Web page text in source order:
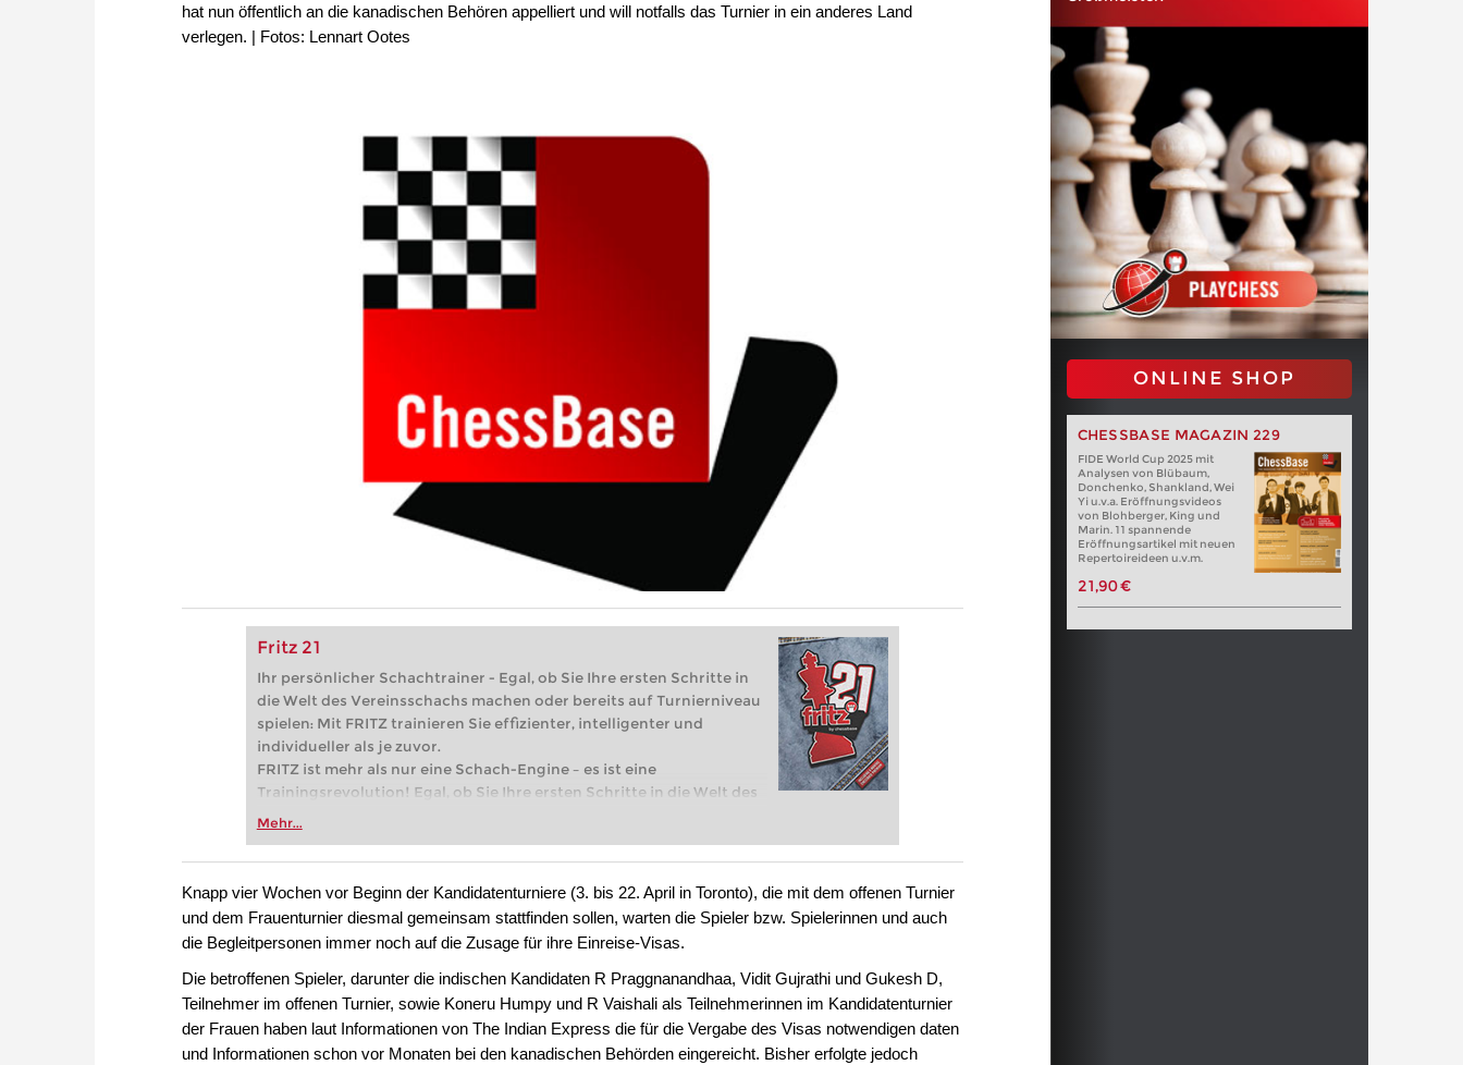
hat nun öffentlich an die kanadischen Behören appelliert und will notfalls das Turnier in ein anderes Land
verlegen. | Fotos: Lennart Ootes
Fritz 21
Ihr persönlicher Schachtrainer - Egal, ob Sie Ihre ersten Schritte in
die Welt des Vereinsschachs machen oder bereits auf Turnierniveau
spielen: Mit FRITZ trainieren Sie effizienter, intelligenter und
individueller als je zuvor.
FRITZ ist mehr als nur eine Schach-Engine – es ist eine
Trainingsrevolution! Egal, ob Sie Ihre ersten Schritte in die Welt des
Vereinsschachs machen oder bereits auf Turnierniveau spielen: Mit
zuvor.
Mehr...
ONLINE SHOP
CHESSBASE MAGAZIN 229
FIDE World Cup 2025 mit
Analysen von Blübaum,
Donchenko, Shankland, Wei
Yi u.v.a. Eröffnungsvideos
von Blohberger, King und
Marin. 11 spannende
Eröffnungsartikel mit neuen
Repertoireideen u.v.m.
21,90 €
Knapp vier Wochen vor Beginn der Kandidatenturniere (3. bis 22. April in Toronto), die mit dem offenen Turnier
und dem Frauenturnier diesmal gemeinsam stattfinden sollen, warten die Spieler bzw. Spielerinnen und auch
die Begleitpersonen immer noch auf die Zusage für ihre Einreise-Visas.
Die betroffenen Spieler, darunter die indischen Kandidaten R Praggnanandhaa, Vidit Gujrathi und Gukesh D,
Teilnehmer im offenen Turnier, sowie Koneru Humpy und R Vaishali als Teilnehmerinnen im Kandidatenturnier
der Frauen haben laut Informationen von The Indian Express die für die Vergabe des Visas notwendigen daten
und Informationen schon vor Monaten bei den kanadischen Behörden eingereicht. Bisher erfolgte jedoch